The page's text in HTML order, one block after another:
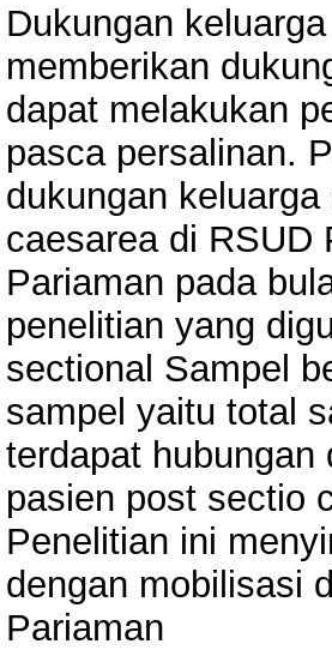
Dukungan
memberikan
dapat melakukan
pasca persalinan.
dukungan
caesarea di RSUD
Pariaman pada
penelitian yang
sectional Sampel
sampel yaitu total
terdapat hubungan
pasien post sectio
Penelitian ini
dengan mobilisasi
Pariaman